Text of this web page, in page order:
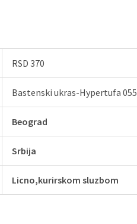
RSD 370
Bastenski ukras-Hypertufa 055
Beograd
Srbija
Licno,kurirskom sluzbom